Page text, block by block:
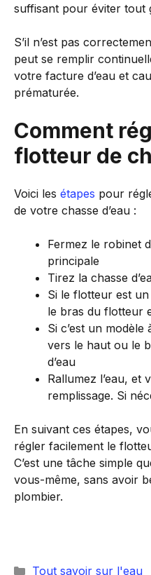
suffisant pour éviter tout
S’il n’est pas
peut se remplir
votre facture d’eau et
prématurée.
Comment
flotteur de
Voici les étapes pour
de votre chasse d’eau :
Fermez le robinet
principale
Tirez la chasse
Si le flotteur est un
le bras du flotteur
Si c’est un
vers le haut ou le
d’eau
Rallumez l’eau, et
remplissage. Si
En suivant ces étapes,
régler facilement le
C’est une tâche simple
vous-même, sans avoir
plombier.
Catégories
Tout savoir sur l'eau